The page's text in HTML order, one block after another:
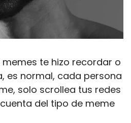
memes te hizo recordar o
es normal, cada persona
solo scrollea tus redes
del tipo de meme